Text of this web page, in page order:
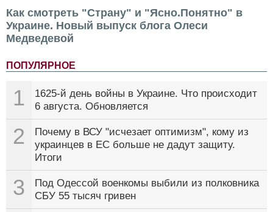
Как смотреть "Страну" и "Ясно.Понятно" в
Украине. Новый выпуск блога Олеси
Медведевой
ПОПУЛЯРНОЕ
1
1625-й день войны в Украине. Что происходит
6 августа. Обновляется
2
Почему в ВСУ "исчезает оптимизм", кому из
украинцев в ЕС больше не дадут защиту.
Итоги
3
Под Одессой военкомы выбили из полковника
СБУ 55 тысяч гривен